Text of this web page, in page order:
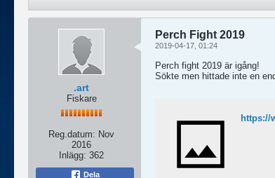
.art
Fiskare
Reg.datum: Nov
2016
Inlägg: 362
Dela
Perch Fight 2019
2019-04-17, 01:24
Perch fight 2019 är igång!
Sökte men hittade inte en
https://